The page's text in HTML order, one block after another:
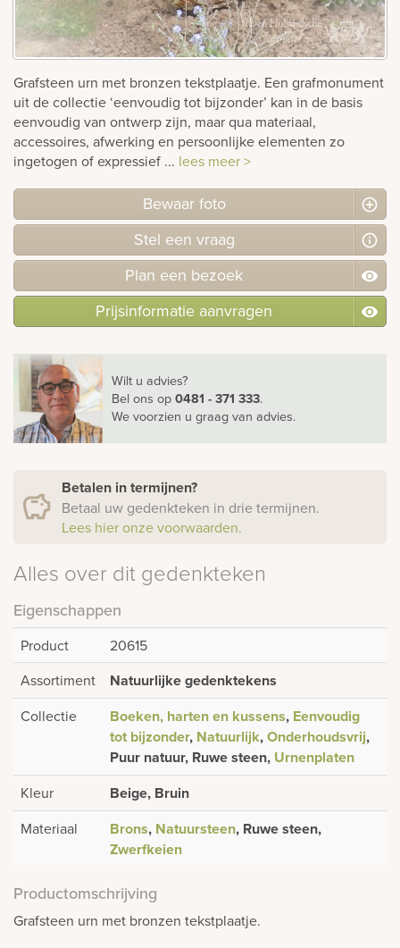
Bekijk
ook:
Grafsteen urn met bronzen tekstplaatje. Een grafmonument
uit de collectie ‘eenvoudig tot bijzonder’ kan in de basis
eenvoudig van ontwerp zijn, maar qua materiaal,
accessoires, afwerking en persoonlijke elementen zo
ingetogen of expressief ... lees meer >
Bewaar foto
Stel een vraag
Plan een bezoek
Prijsinformatie aanvragen
Wilt u advies?
Bel ons op0481 - 371 333.
We voorzien u graag van advies.
Betalen in termijnen?
Betaal uw gedenkteken in drie termijnen.
Lees hier onze voorwaarden.
Alles over dit gedenkteken
Eigenschappen
Product
20615
Assortiment
Natuurlijke gedenktekens
Collectie Boeken, harten en kussens, Eenvoudig
tot bijzonder, Natuurlijk,Onderhoudsvrij,
Puur natuur, Ruwe steen, Urnenplaten
Kleur Beige, Bruin
Materiaal Brons, Natuursteen, Ruwe steen,
Zwerfkeien
Productomschrijving
Grafsteen urn met bronzen tekstplaatje.